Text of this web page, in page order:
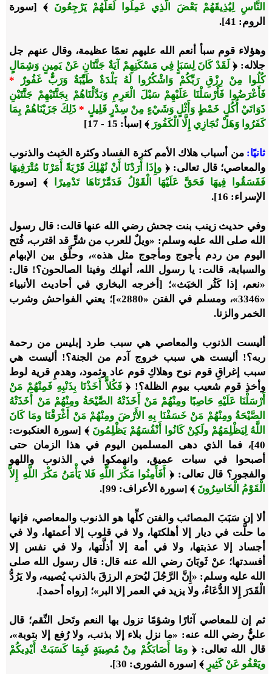
النَّاسِ لِيُذِيقَهُمْ بَعْضَ الَّذِي عَمِلُوا لَعَلَّهُمْ يَرْجِعُونَ ﴾ [سورة
الروم: 41].
وهؤلاء قوم سبأ أنعم الله عليهم نعمًا عظيمة، وقال عنهم جل
جلاله: ﴿ لَقَدْ كَانَ لِسَبَإٍ فِي مَسْكَنِهِمْ آيَةٌ جَنَّتَانِ عَنْ يَمِينٍ وَشِمَالٍ
كُلُوا مِنْ رِزْقِ رَبِّكُمْ وَاشْكُرُوا لَهُ بَلْدَةٌ طَيِّبَةٌ وَرَبٌّ غَفُورٌ *
فَأَعْرَضُوا فَأَرْسَلْنَا عَلَيْهِمْ سَيْلَ الْعَرِمِ وَبَدَّلْنَاهُمْ بِجَنَّتَيْهِمْ جَنَّتَيْنِ
ذَوَاتَيْ أُكُلٍ خَمْطٍ وَأَثْلٍ وَشَيْءٍ مِنْ سِدْرٍ قَلِيلٍ *ذَلِكَ جَزَيْنَاهُمْ بِمَا
كَفَرُوا وَهَلْ نُجَازِي إِلَّا الْكَفُورَ ﴾ [سبأ: 15 - 17]
ثانيًا:من أسباب هلاك الأمم كثرة الفساد وكثرة الخبث والذنوب
والمعاصي؛ قال تعالى:﴿ وإِذَا أَرَدْنَا أَنْ نُهْلِكَ قَرْيَةً أَمَرْنَا مُتْرَفِيهَا
فَفَسَقُوا فِيهَا فَحَقَّ عَلَيْهَا الْقَوْلُ فَدَمَّرْنَاهَا تَدْمِيرًا
﴾[سورة
الإسراء: 16].
وفي حديث زينب بنت جحش رضي الله عنها قالت: قال رسول
الله صلى الله عليه وسلم: «ويلٌ للعرب من شرٍّ قد اقترب، فُتح
اليوم من ردم يأجوج ومأجوج مثل هذه»، وحلَّق بين الإبهام
والسبابة، قالت: يا رسول الله، أنهلك وفينا الصالحون؟! قال:
«نعم، إذا كَثُر الخبَث»؛ [أخرجه البخاري في أحاديث الأنبياء
«3346»، ومسلم في الفتن «2880»]؛ يعني الفواحش وشرب
الخمر والزنا.
أليست الذنوب والمعاصي هي سبب طرد إبليس من رحمة
ربه؟! أليست هي سبب خروج آدم من الجنة؟! أليست هي
سبب إغراقِ قوم نوح وهلاكِ قوم عاد وثمود، وهدمِ قرية لوط
وأخذِ قوم شعيب بيوم الظلة؟! ﴿فَكُلاًّ أَخَذْنَا بِذَنْبِهِ فَمِنْهُمْ مَنْ
أَرْسَلْنَا عَلَيْهِ حَاصِبًا ومِنْهُمْ مَنْ أَخَذَتْهُ الصَّيْحَةُ ومِنْهُمْ مَنْ أَخَذَتْهُ
الصَّيْحَةُ ومِنْهُمْ مَنْ خَسَفْنَا بِهِ الأَرْضَ ومِنْهُمْ مَنْ أَغْرَقْنَا ومَا كَانَ
اللَّهُ لِيَظْلِمَهُمْ ولَكِنْ كَانُوا أَنْفُسَهُمْ يَظْلِمُونَ ﴾ [سورة العنكبوت:
40]،
فما الذي دهى المسلمين اليوم في هذا الزمان حتى
أصبحوا في سبات عميق، وانهمكوا في الذنوب واللهو
والفجور؟ قال تعالى:﴿ أَفَأَمِنُوا مَكْرَ اللَّهِ فَلا يَأْمَنُ مَكْرَ اللَّهِ إِلاَّ
الْقَوْمُ الْخَاسِرُونَ ﴾ [سورة الأعراف: 99].
ألا إن سَبَبَ المصائب والفتن كلِّها هو الذنوب والمعاصي، فإنها
ما حلَّت في ديار إلا أهلكتها، ولا في قلوب إلا أعمتها، ولا في
أجساد إلا عذبتها، ولا في أمة إلا أذلَّتها، ولا في نفس إلا
أفسدتها؛ عنْ ثَوبَانَ رضي الله عنه قال: قال رسول الله صلى
الله عليه وسلم: «إِنَّ الرَّجُلَ ليُحرَم الرزقَ بالذنب يُصيبه، ولا يَرُدُّ
الْقَدَرَ إِلا الدُّعَاءُ، ولا يزيد في العمر إلا البر»؛ [رواه أحمد].
ثم إن للمعاصي آثارًا وشؤمًا تزول بها النعم وتَحل النِّقم؛ قال
عليٌّ رضي الله عنه: «ما نزل بلاء إلا بذنب، ولا رُفع إلا بتوبة»،
قال الله تعالى:﴿ ومَا أَصَابَكُمْ مِنْ مُصِيبَةٍ فَبِمَا كَسَبَتْ أَيْدِيكُمْ
ويَعْفُو عَنْ كَثِيرٍ ﴾ [سورة الشورى: 30].